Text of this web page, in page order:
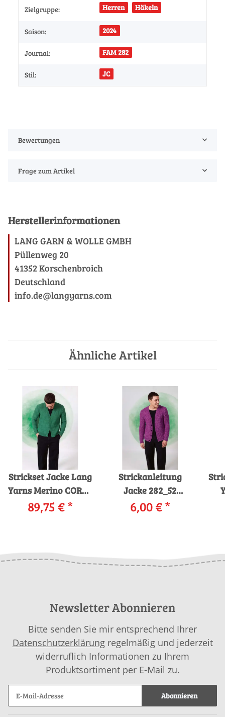
Zielgruppe: Herren Häkeln
Saison: 2024
Journal: FAM 282
Stil: JC
Bewertungen
Frage zum Artikel
Herstellerinformationen
LANG GARN & WOLLE GMBH
Püllenweg 20
41352 Korschenbroich
Deutschland
info.de@langyarns.com
Ähnliche Artikel
Strickset Jacke Lang
Yarns Merino COREY
mit Anleitung in
garnwelt-Box
89,75 €*
Strickanleitung
Jacke 282_52
LANGYARNS
Fortuna ELIAS als
6,00 €*
Newsletter Abonnieren
Bitte senden Sie mir entsprechend Ihrer
Datenschutzerklärungregelmäßig und jederzeit
widerruflich Informationen zu Ihrem
Produktsortiment per E-Mail zu.
Abonnieren